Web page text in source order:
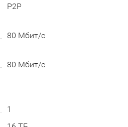
P2P
80 Мбит/с
80 Мбит/с
1